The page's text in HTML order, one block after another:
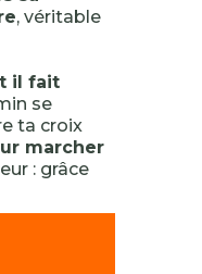
, véritable
il fait
se
ta croix
marcher
: grâce